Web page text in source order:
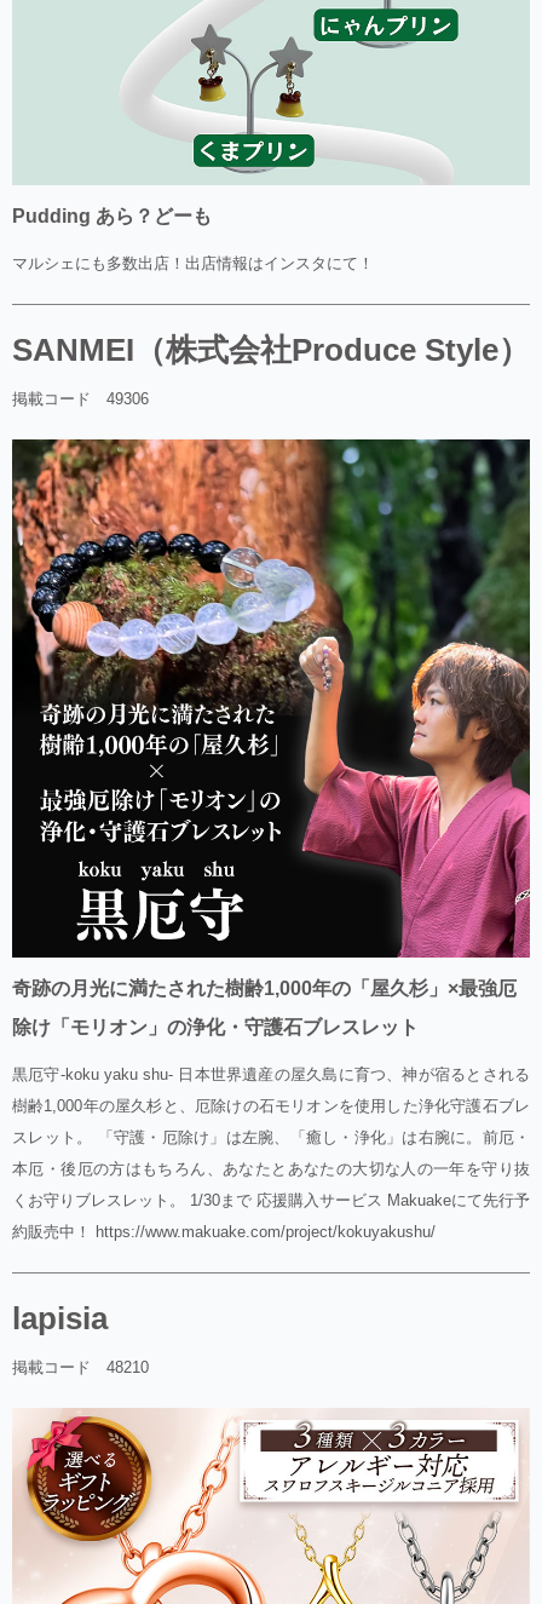
Pudding あら？どーも
マルシェにも多数出店！出店情報はインスタにて！
SANMEI（株式会社Produce Style）
掲載コード 49306
奇跡の月光に満たされた樹齢1,000年の「屋久杉」×最強厄
除け「モリオン」の浄化・守護石ブレスレット
黒厄守-koku yaku shu- 日本世界遺産の屋久島に育つ、神が宿るとされる
樹齢1,000年の屋久杉と、厄除けの石モリオンを使用した浄化守護石ブレ
スレット。 「守護・厄除け」は左腕、「癒し・浄化」は右腕に。前厄・
本厄・後厄の方はもちろん、あなたとあなたの大切な人の一年を守り抜
くお守りブレスレット。 1/30まで 応援購入サービス Makuakeにて先行予
約販売中！ https://www.makuake.com/project/kokuyakushu/
lapisia
掲載コード 48210